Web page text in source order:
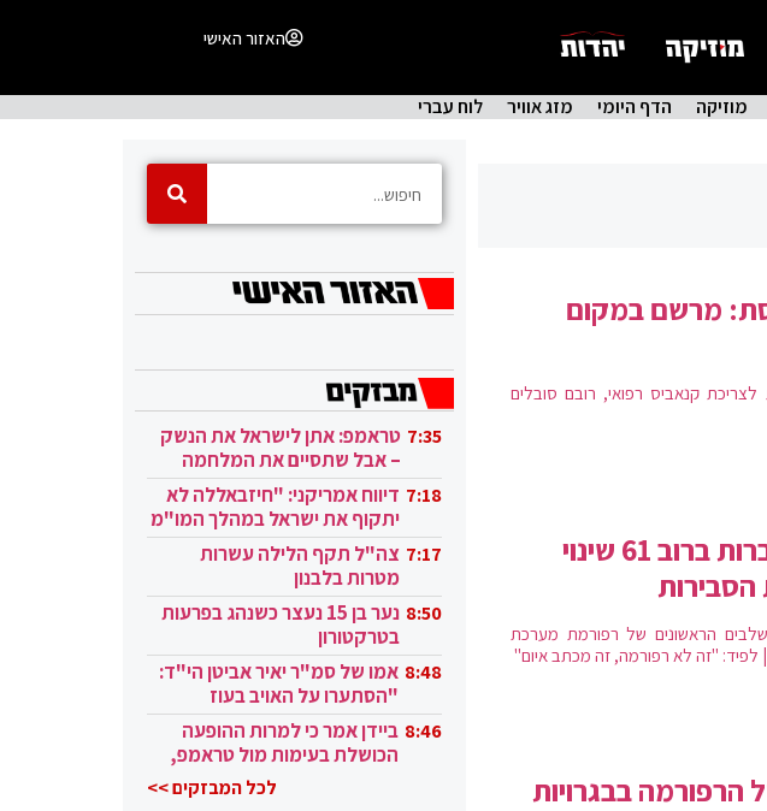
האזור האישי
מוזיקה הדף היומי מזג אוויר לוח עברי
מרשם במקום
רישיונות לצריכת קנאביס רפואי, רובם סובלים
הרפורמה של לוין: פסקת התגברות ברוב 61 שינוי
הסבירות
הראשונים של רפורמת מערכת
"זה לא רפורמה, זה מכתב איום"
הרפורמה בבגרויות
7:35 טראמפ: אתן לישראל את הנשק
– אבל שתסיים את המלחמה
בעזה 7:18 דיווח אמריקני: "חיזבאללה לא
יתקוף את ישראל במהלך המו"מ
בקטאר" 7:17 צה"ל תקף הלילה עשרות
מטרות בלבנון
8:50
נער בן 15 נעצר כשנהג בפרעות
בטרקטורון
8:48 אמו של סמ"ר יאיר אביטן הי"ד:
"הסתערו על האויב בעוז
ובגבורה" 8:46 ביידן אמר כי למרות ההופעה
הכושלת בעימות מול טראמפ,
לכל המבזקים >>